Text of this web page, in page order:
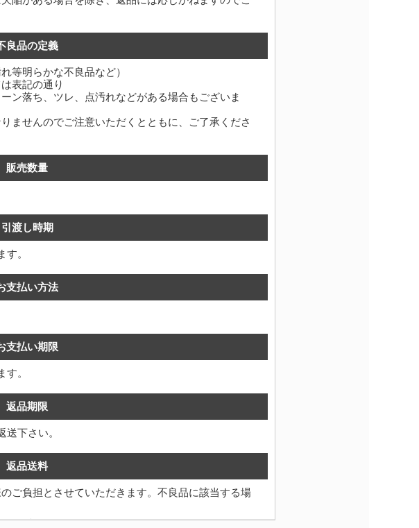
良品の定義
等明らかな不良品など）
表記の通り
ン落ち、ツレ、点汚れなどがある場合もございま
ませんのでご注意いただくとともに、ご了承くださ
販売数量
引渡し時期
。
支払い方法
支払い期限
。
返品期限
下さい。
返品送料
ご負担とさせていただきます。不良品に該当する場